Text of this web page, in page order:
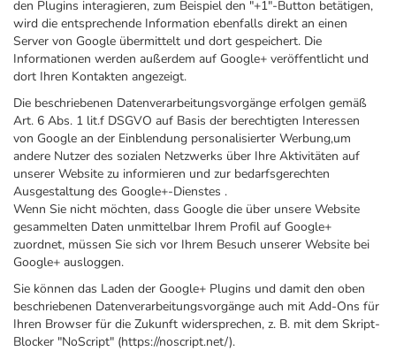
den Plugins interagieren, zum Beispiel den "+1"-Button betätigen,
wird die entsprechende Information ebenfalls direkt an einen
Server von Google übermittelt und dort gespeichert. Die
Informationen werden außerdem auf Google+ veröffentlicht und
dort Ihren Kontakten angezeigt.
Die beschriebenen Datenverarbeitungsvorgänge erfolgen gemäß
Art. 6 Abs. 1 lit.f DSGVO auf Basis der berechtigten Interessen
von Google an der Einblendung personalisierter Werbung,um
andere Nutzer des sozialen Netzwerks über Ihre Aktivitäten auf
unserer Website zu informieren und zur bedarfsgerechten
Ausgestaltung des Google+-Dienstes .
Wenn Sie nicht möchten, dass Google die über unsere Website
gesammelten Daten unmittelbar Ihrem Profil auf Google+
zuordnet, müssen Sie sich vor Ihrem Besuch unserer Website bei
Google+ ausloggen.
Sie können das Laden der Google+ Plugins und damit den oben
beschriebenen Datenverarbeitungsvorgänge auch mit Add-Ons für
Ihren Browser für die Zukunft widersprechen, z. B. mit dem Skript-
Blocker "NoScript" (https://noscript.net/).